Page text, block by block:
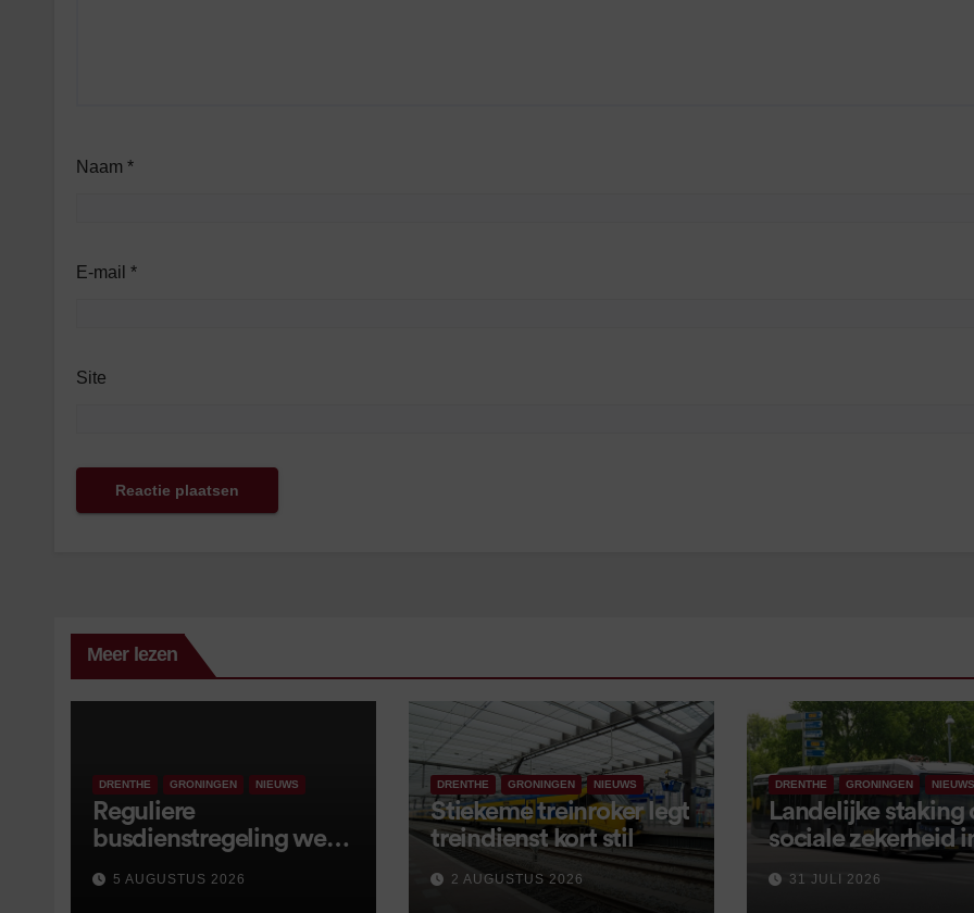
Naam *
E-mail *
Site
Meer lezen
DRENTHE GRONINGEN NIEUWS
Reguliere
busdienstregeling weer
van start, met kleine
wijzigingen
5 AUGUSTUS 2026
DRENTHE GRONINGEN NIEUWS
Stiekeme treinroker legt
treindienst kort stil
2 AUGUSTUS 2026
DRENTHE GRONINGEN NIEUWS
Landelijke staking
sociale zekerheid
aangekondigd
september
31 JULI 2026